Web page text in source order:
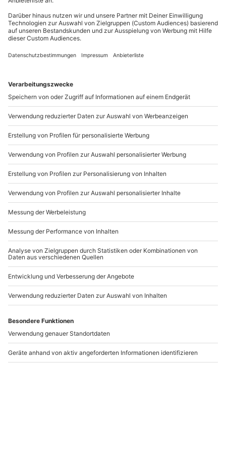
Du möchtest als Firma bestellen?
Sichere Dir attraktive Firmenkunden Vorteile.
089 / 21 12 90 20
Mo-Fr: 9-17 Uhr
b2b@mydays.de
www.b2b.mydays.de/
Artikelnummer 21001
Andere Produkte entdecken
Hawaiianische
Massage Weiz
Weiz
1 Person
112,90 €
Kältekammer Graz
39,90 €